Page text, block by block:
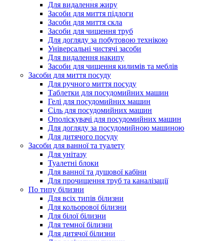
Для видалення жиру
Засоби для миття підлоги
Засоби для миття скла
Засоби для чищення труб
Для догляду за побутовою технікою
Універсальні чистячі засоби
Для видалення накипу
Засоби для чищення килимів та меблів
Засоби для миття посуду
Для ручного миття посуду
Таблетки для посудомийних машин
Гелі для посудомийних машин
Сіль для посудомийних машин
Ополіскувачі для посудомийних машин
Для догляду за посудомийною машиною
Для дитячого посуду
Засоби для ванної та туалету
Для унітазу
Туалетні блоки
Для ванної та душової кабіни
Для прочищення труб та каналізації
По типу білизни
Для всіх типів білизни
Для кольорової білизни
Для білої білизни
Для темної білизни
Для дитячої білизни